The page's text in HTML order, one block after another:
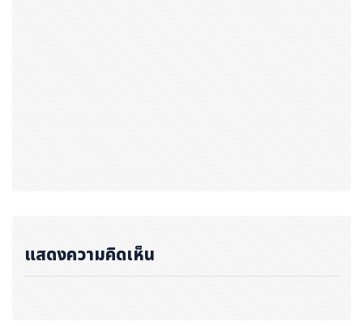
ห้กับผู้ที่มีอาการคล้ายกัน ได้เข้าใจถึงความสำคัญของการดูแ
ลสุขภาพก่อนที่โรคจะลุกลามหรือส่งผลกระทบในระยะยาว
7 สัญญาณอาการโรคกรดไหลย้อน รู้ก่อนจัดการได้
นอกเหนือจากอาการเรอเปรี้ยวหรือแสบร้อนกลางอกหลังรับ
ประทานอาหาร แนะนำให้ทุกคนลองสังเกตตัวเอง เพราะหาก
พบว่า มีอาการดังต่อไปนี้อย่างใดอย่างหนึ่ง หรือหลายข้อร่วม
กัน อาจเป็นสัญญาณว่า คุณกำลังมีภาวะกรดไหลย้อน และคว
รเริ่มดูแลสุขภาพหรือพบแพทย์ เพื่อวินิจฉัยและรับคำแนะนำ
ที่ถูกต้อง
แสดงความคิดเห็น